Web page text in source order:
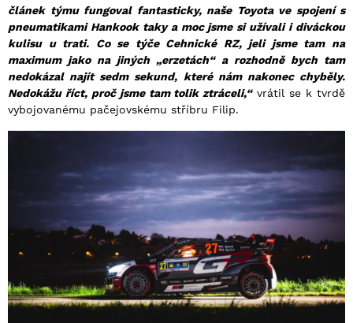
článek týmu fungoval fantasticky, naše Toyota ve spojení s
pneumatikami Hankook taky a moc jsme si užívali i diváckou
kulisu u trati. Co se týče Cehnické RZ, jeli jsme tam na
maximum jako na jiných „erzetách“ a rozhodně bych tam
nedokázal najít sedm sekund, které nám nakonec chyběly.
Nedokážu říct, proč jsme tam tolik ztráceli,“vrátil se k tvrdě
vybojovanému pačejovskému stříbru Filip.